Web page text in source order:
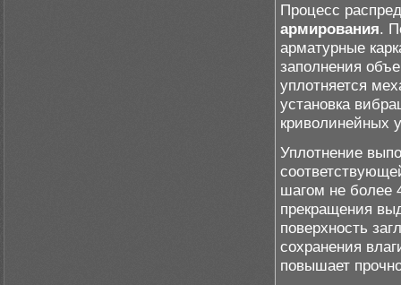
Процесс
армирования.
арматурные
заполнения
уплотняется
установка
криволинейных
Уплотнение
шагом не более
прекращения
поверхность
сохранения
повышает